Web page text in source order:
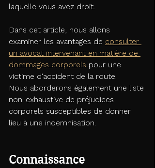
laquelle vous avez droit.
Dans cet article, nous allons
examiner les avantages de consulter
un avocat intervenant en matière de
dommages corporels pour une
victime d'accident de la route.
Nous aborderons également une liste
non-exhaustive de préjudices
corporels susceptibles de donner
lieu à une indemnisation.
Connaissance